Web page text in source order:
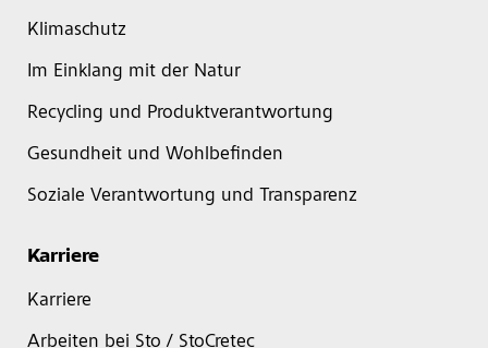
Klimaschutz
Im Einklang mit der Natur
Recycling und Produktverantwortung
Gesundheit und Wohlbefinden
Soziale Verantwortung und Transparenz
Karriere
Karriere
Arbeiten bei Sto / StoCretec